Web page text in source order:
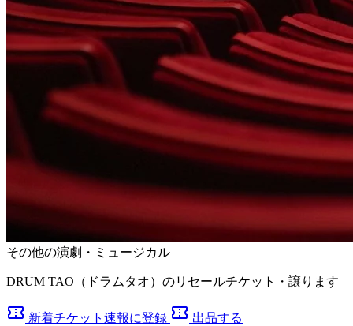
その他の演劇・ミュージカル
DRUM TAO（ドラムタオ）のリセールチケット・譲ります
confirmation_number 新着チケット速報に登録 confirmation_number 出品する